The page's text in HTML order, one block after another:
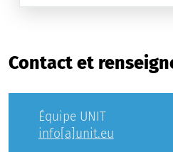
Contact et
Équipe UNIT
info[a]unit.eu